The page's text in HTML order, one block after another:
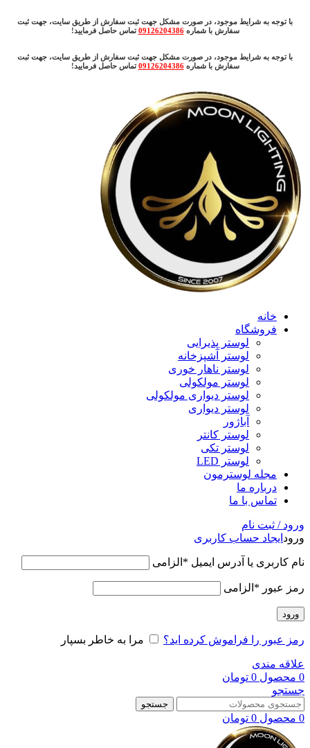
با توجه به شرایط موجود، در صورت مشکل جهت ثبت سفارش از طریق سایت، جهت ثبت
سفارش با شماره09126204386 تماس حاصل فرمایید!
با توجه به شرایط موجود، در صورت مشکل جهت ثبت سفارش از طریق سایت، جهت ثبت
سفارش با شماره09126204386 تماس حاصل فرمایید!
خانه
فروشگاه
لوستر پذیرایی
لوستر آشپزخانه
لوستر ناهار خوری
لوستر مولکولی
لوستر دیواری مولکولی
لوستر دیواری
آباژور
لوستر کانتر
لوستر تکی
لوستر LED
مجله لوسترمون
درباره ما
تماس با ما
ورود / ثبت نام
ورود ایجاد حساب کاربری
نام کاربری یا آدرس ایمیل * الزامی
رمز عبور * الزامی
ورود
رمز عبور را فراموش کرده اید؟ مرا به خاطر بسپار
علاقه مندی
0 محصول 0 تومان
جستجو
جستجو
0 محصول 0 تومان